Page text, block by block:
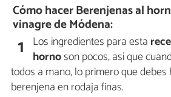
Cómo hacer Berenjenas al
vinagre de Módena:
1 Los ingredientes para esta
hornoson pocos, así que
todos a mano, lo primero que
berenjena en rodaja finas.